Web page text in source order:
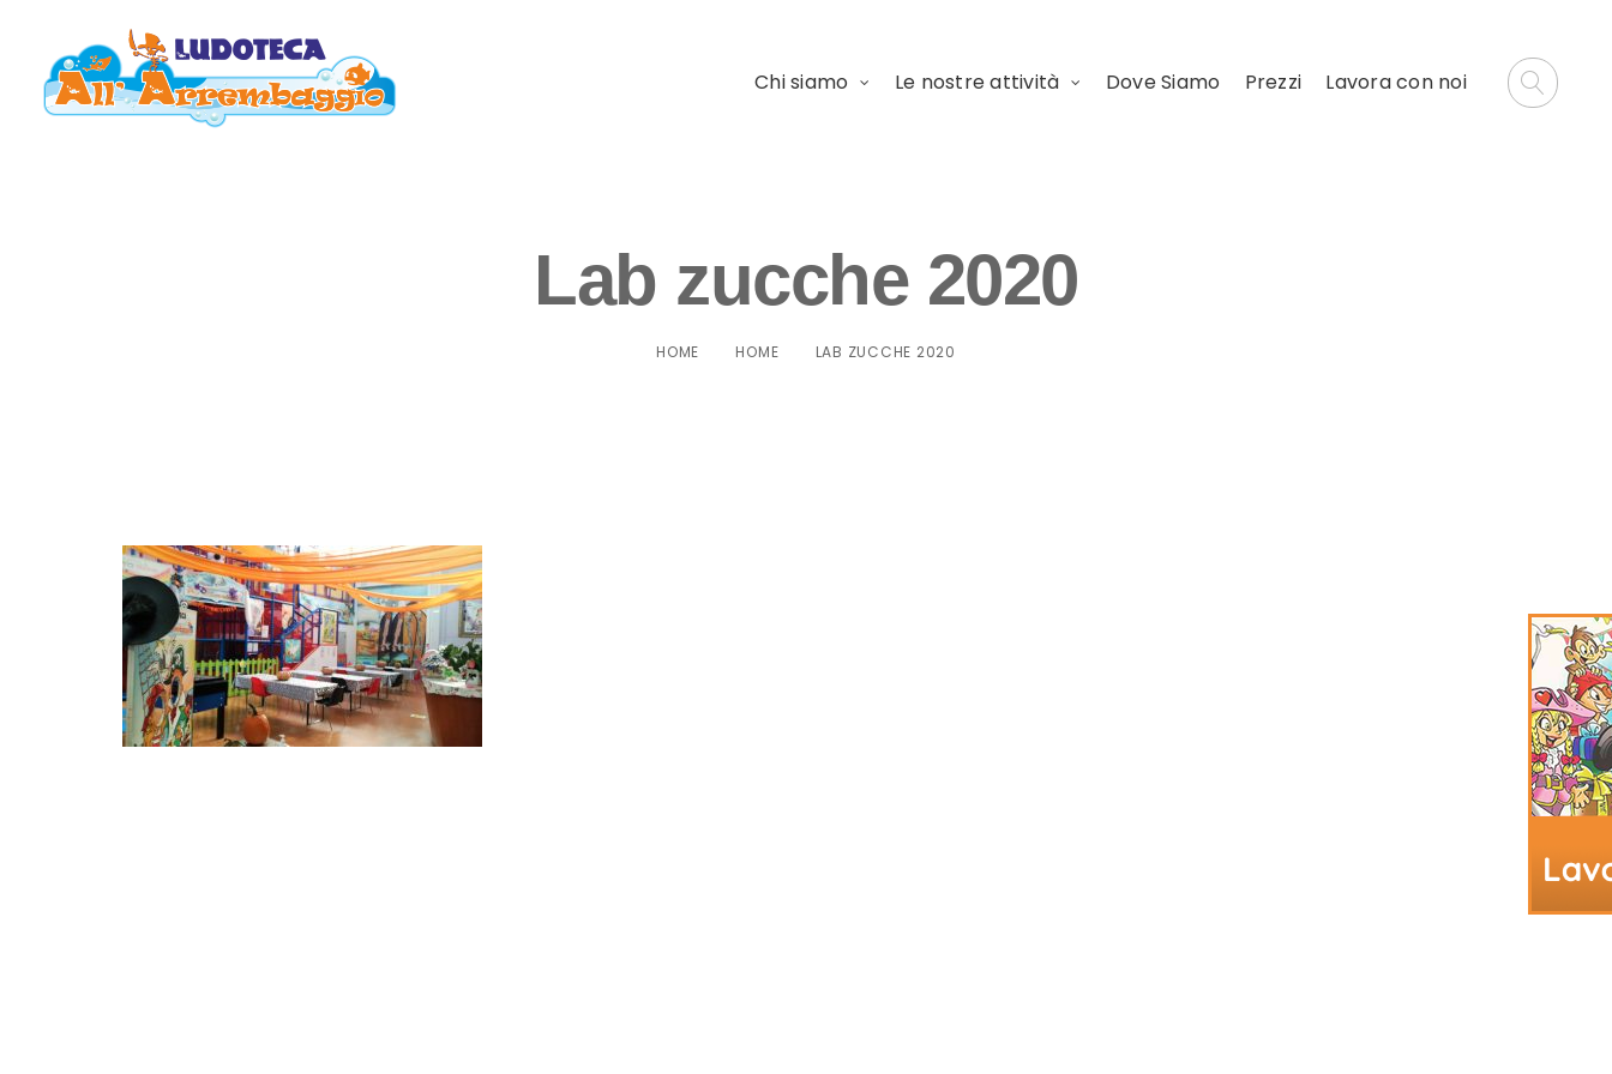
Chi siamo Le nostre attività Dove Siamo Prezzi Lavora con noi
Lab zucche 2020
HOME HOME LAB ZUCCHE 2020